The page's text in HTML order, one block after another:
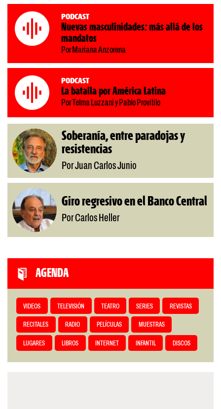
Podcast
Nuevas masculinidades: más allá de los
mandatos
Por Mariana Anzorena
Podcast
La batalla por América Latina
Por Telma Luzzani y Pablo Provitilo
Soberanía, entre paradojas y
resistencias
Por Juan Carlos Junio
Giro regresivo en el Banco Central
Por Carlos Heller
AGENDA
VIDEOS TELEVISIÓN TEATRO SERIES REVISTAS
RECITALES RADIO PELÍCULAS MUESTRAS
LUGARES LIBROS INTERNET INFANTIL DISCOS